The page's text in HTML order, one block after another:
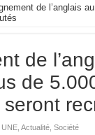
du dîner des
dans le Pacifique
président de la
Guide suprême de la
de l’anglais
de
de
UNE ,Actualité ,Société